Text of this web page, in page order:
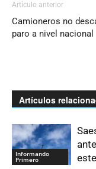
Artículo anterior
Camioneros no
paro a nivel nacional
Artículos
Informando
Primero